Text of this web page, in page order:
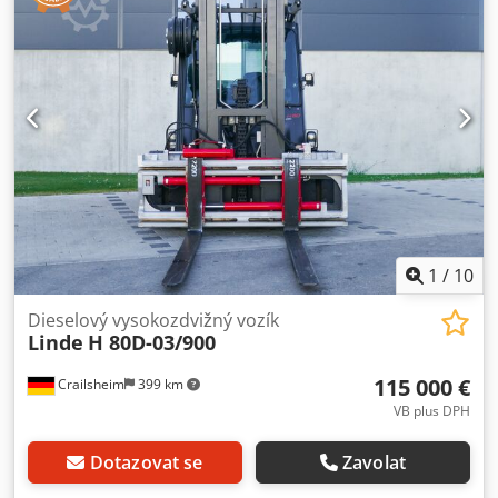
Rychlost jízdy s/bez nákladu km/h 23/23 · Rychlost zdvihu
s/bez zatížení m/s 0,51/0,54 · Rychlost spouštění s/bez
zatížení 0,56/0,48 · Tažná síla s/bez zatížení 54000 / 50000
N · Lezecká schopnost s/bez zatížení % 25/34 · Doba
zrychlení se zátěží/bez zátěže s 6,7/5,9 · Hydrostatická
provozní brzda. · Jmenovitá rychlost min 2200 · Počet
válců/objem cm3 4/4038 · Typ řízení jízdy:
hydrostatický/krokový · Pracovní tlak pro nástavce bar 265 ·
Množství oleje pro nástavce l/min 70 · Hladina hluku u
ucha řidiče dB(A) 77
1 / 10
Crailsheim 399 km
Dieselový vysokozdvižný vozík
Linde H 80D-03/900
115 000 €
VB plus DPH
Dotazovat se Zavolat